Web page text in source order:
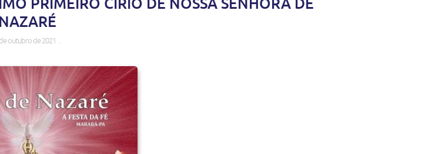
NAZARÉ
outubro de 2021 .